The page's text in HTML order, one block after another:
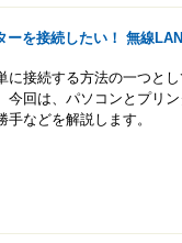
ーを接続したい！ 無線
に接続する方法の一つと
今回は、パソコンとプリ
などを解説します。